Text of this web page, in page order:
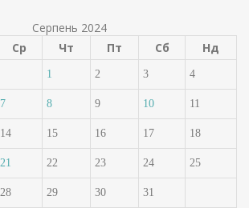
Серпень 2024
Ср Чт Пт Сб Нд
1 2 3 4
7 8 9 10 11
14 15 16 17 18
21 22 23 24 25
28 29 30 31